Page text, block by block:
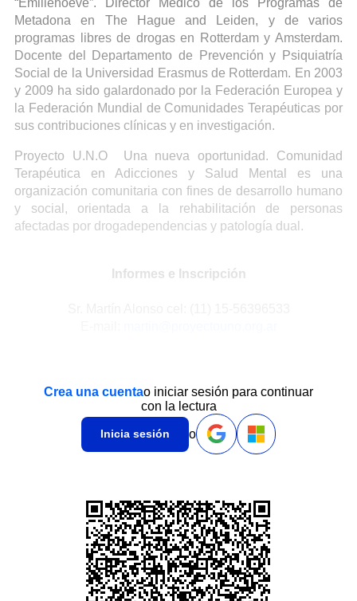
“Emiliehoeve”. Director Médico de los Programas de
Metadona en The Hague and Leiden, y de varios
programas libres de drogas en Rotterdam y Amsterdam.
Docente del Departamento de Prevención y Psiquiatría
Social de la Universidad Erasmus de Rotterdam. En 2003
y 2009 ha sido galardonado por la Federación Europea y
la Federación Mundial de Comunidades Terapéuticas por
sus contribuciones clínicas y en investigación.
Proyecto U.N.O Una nueva oportunidad. Comunidad
Terapéutica en Adicciones y Salud Mental es una
organización comunitaria con fines de desarrollo humano
y social, orientada a la rehabilitación de personas
afectadas por drogadependencias y patología dual.
Informes e Inscripción
Crea una cuentao iniciar sesión para continuar
con la lectura
Inicia sesión o